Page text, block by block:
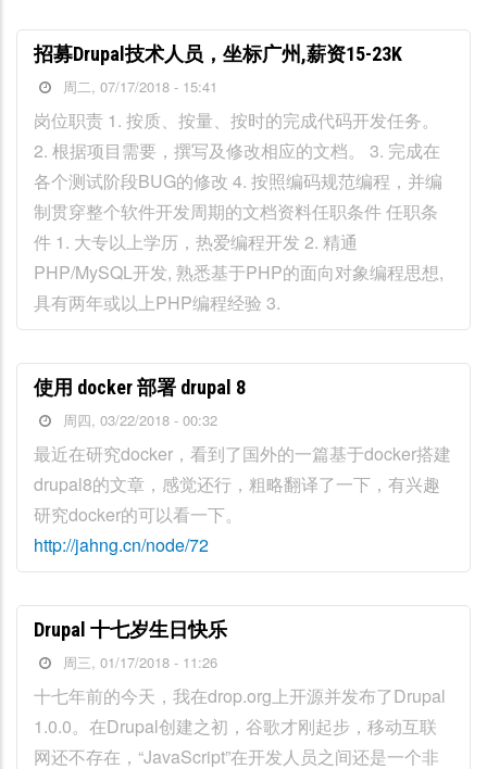
招募Drupal技术人员，坐标广州,薪资15-23K
周二, 07/17/2018 - 15:41
岗位职责 1. 按质、按量、按时的完成代码开发任务。
2. 根据项目需要，撰写及修改相应的文档。 3. 完成在
各个测试阶段BUG的修改 4. 按照编码规范编程，并编
制贯穿整个软件开发周期的文档资料任职条件 任职条
件 1. 大专以上学历，热爱编程开发 2. 精通
PHP/MySQL开发, 熟悉基于PHP的面向对象编程思想,
具有两年或以上PHP编程经验 3.
使用 docker 部署 drupal 8
周四, 03/22/2018 - 00:32
最近在研究docker，看到了国外的一篇基于docker搭建
drupal8的文章，感觉还行，粗略翻译了一下，有兴趣
研究docker的可以看一下。
http://jahng.cn/node/72
Drupal 十七岁生日快乐
周三, 01/17/2018 - 11:26
十七年前的今天，我在drop.org上开源并发布了Drupal
1.0.0。在Drupal创建之初，谷歌才刚起步，移动互联
网还不存在，“JavaScript”在开发人员之间还是一个非